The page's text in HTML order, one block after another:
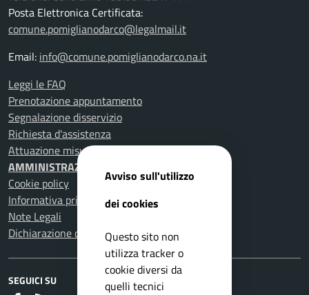
Posta Elettronica Certificata:
comune.pomiglianodarco@legalmail.it
Email: info@comune.pomiglianodarco.na.it
Leggi le FAQ
Prenotazione appuntamento
Segnalazione disservizio
Richiesta d'assistenza
Attuazione misure PNRR
AMMINISTRAZIONE TRASPARENTE
Cookie policy
Informativa privacy
Note Legali
Dichiarazione di accessibilità
SEGUICI SU
Avviso sull'utilizzo
dei cookies
Questo sito non
utilizza tracker o
cookie diversi da
quelli tecnici